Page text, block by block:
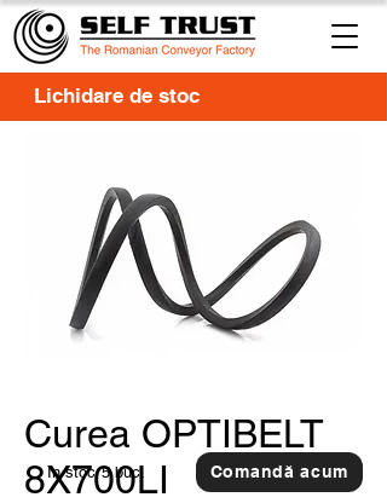
Curea OPTIBELT
8X700LI
Lichidare de stoc
Comandă acum
In stoc 5 buc.